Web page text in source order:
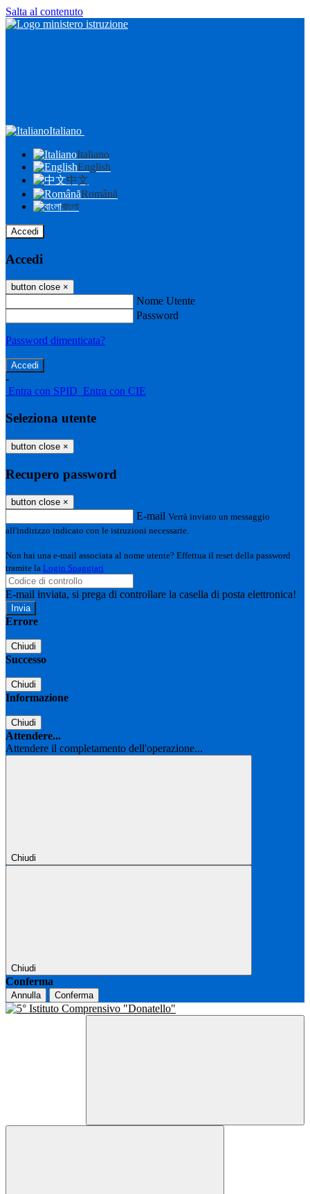
Salta al contenuto
Italiano
Italiano
English
中文
Română
বাংলা
Accedi
Accedi
button close ×
Nome Utente
Password
Password dimenticata?
-
Entra con SPID Entra con CIE
Seleziona utente
button close ×
Recupero password
button close ×
E-mail Verrà inviato un messaggio
all'indirizzo indicato con le istruzioni necessarie.
Non hai una e-mail associata al nome utente? Effettua il reset della password
tramite la Login Spaggiari
E-mail inviata, si prega di controllare la casella di posta elettronica!
Errore
Chiudi
Successo
Chiudi
Informazione
Chiudi
Attendere...
Attendere il completamento dell'operazione...
Chiudi
Chiudi
Conferma
Annulla Conferma